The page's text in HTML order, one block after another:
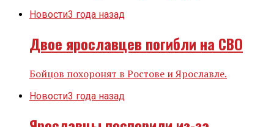
Новости3 года назад
Двое ярославцев погибли на СВО
Бойцов похоронят в Ростове и Ярославле.
Новости3 года назад